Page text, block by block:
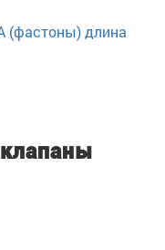
(фастоны) длина